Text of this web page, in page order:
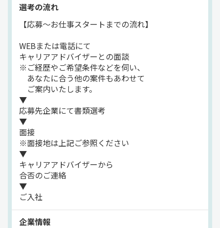
選考の流れ
【応募～お仕事スタートまでの流れ】
WEBまたは電話にて
キャリアアドバイザーとの面談
※ご経歴やご希望条件などを伺い、
あなたに合う他の案件もあわせて
ご案内いたします。
▼
応募先企業にて書類選考
▼
面接
※面接地は上記ご参照ください
▼
キャリアアドバイザーから
合否のご連絡
▼
ご入社
企業情報